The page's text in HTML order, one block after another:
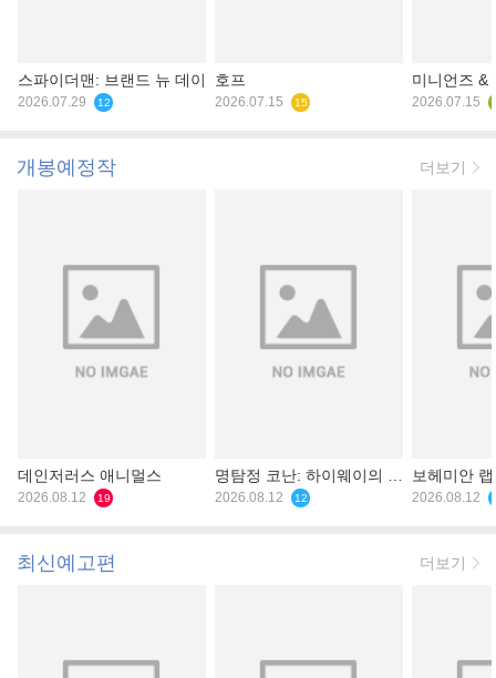
스파이더맨: 브랜드 뉴 데이
2026.07.29 12
호프
2026.07.15 15
미니언즈 &
2026.07.15
개봉예정작 더보기
데인저러스 애니멀스
2026.08.12 19
명탐정 코난: 하이웨이의 타
천사
2026.08.12 12
보헤미안
2026.08.12
최신예고편 더보기